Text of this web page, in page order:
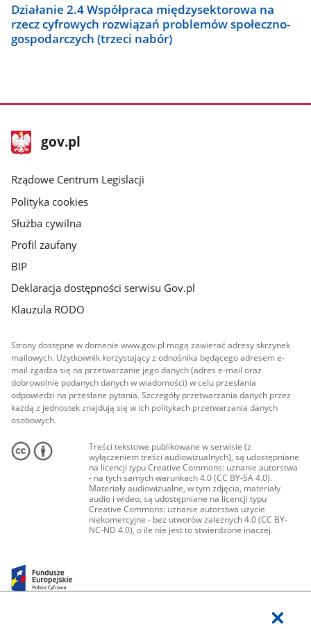
Działanie 2.4 Współpraca międzysektorowa na
rzecz cyfrowych rozwiązań problemów społeczno-
gospodarczych (trzeci nabór)
stopka
gov.plStrona
gov.pl
Rządowe Centrum Legislacji
Polityka cookies
Służba cywilna
Profil zaufany
BIP
Deklaracja dostępności serwisu Gov.pl
Klauzula RODO
Strony dostępne w domenie www.gov.pl mogą zawierać adresy skrzynek
mailowych. Użytkownik korzystający z odnośnika będącego adresem e-
mail zgadza się na przetwarzanie jego danych (adres e-mail oraz
dobrowolnie podanych danych w wiadomości) w celu przesłania
odpowiedzi na przesłane pytania. Szczegóły przetwarzania danych przez
każdą z jednostek znajdują się w ich politykach przetwarzania danych
osobowych.
Treści tekstowe publikowane w serwisie (z
wyłączeniem treści audiowizualnych), są udostępniane
na licencji typu Creative Commons: uznanie autorstwa
- na tych samych warunkach 4.0 (CC BY-SA 4.0).
Materiały audiowizualne, w tym zdjęcia, materiały
audio i wideo, są udostępniane na licencji typu
Creative Commons: uznanie autorstwa użycie
niekomercyjne - bez utworów zależnych 4.0 (CC BY-
NC-ND 4.0), o ile nie jest to stwierdzone inaczej.